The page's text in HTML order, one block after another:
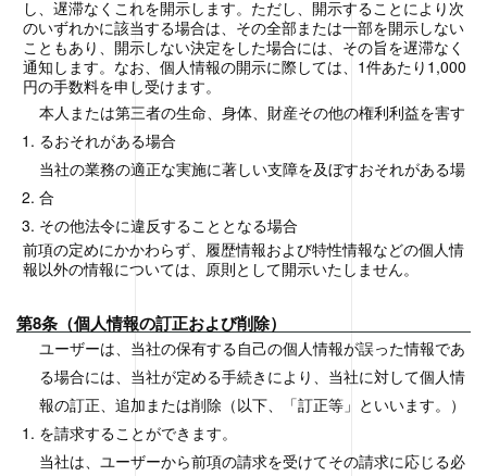
し、遅滞なくこれを開示します。ただし、開示することにより次
のいずれかに該当する場合は、その全部または一部を開示しない
こともあり、開示しない決定をした場合には、その旨を遅滞なく
通知します。なお、個人情報の開示に際しては、1件あたり1,000
円の手数料を申し受けます。
本人または第三者の生命、身体、財産その他の権利利益を害す
るおそれがある場合
当社の業務の適正な実施に著しい支障を及ぼすおそれがある場
合
その他法令に違反することとなる場合
前項の定めにかかわらず、履歴情報および特性情報などの個人情
報以外の情報については、原則として開示いたしません。
第8条（個人情報の訂正および削除）
ユーザーは、当社の保有する自己の個人情報が誤った情報であ
る場合には、当社が定める手続きにより、当社に対して個人情
報の訂正、追加または削除（以下、「訂正等」といいます。）
を請求することができます。
当社は、ユーザーから前項の請求を受けてその請求に応じる必